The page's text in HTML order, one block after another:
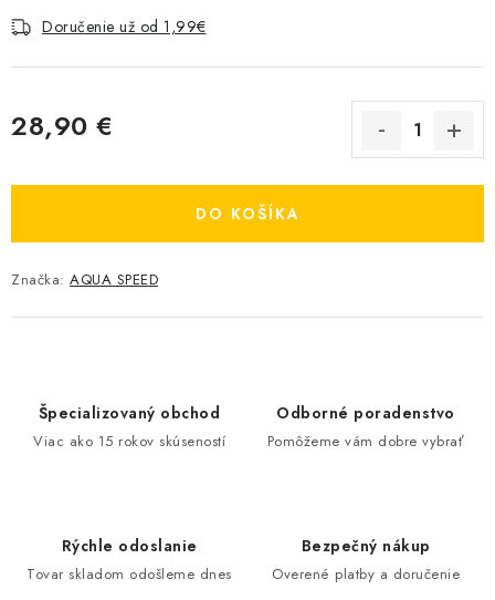
Doručenie už od 1,99€
28,90 €
DO KOŠÍKA
Značka: AQUA SPEED
Špecializovaný obchod
Viac ako 15 rokov skúseností
Odborné poradenstvo
Pomôžeme vám dobre vybrať
Rýchle odoslanie
Tovar skladom odošleme dnes
Bezpečný nákup
Overené platby a doručenie